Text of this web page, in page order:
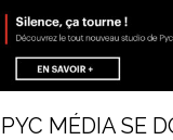
PYC MÉDIA SE